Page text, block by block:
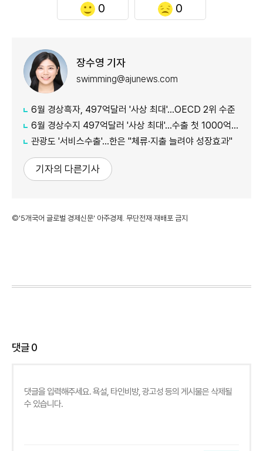
0 0
장수영 기자
swimming@ajunews.com
6월 경상흑자, 497억달러 '사상 최대'…OECD 2위 수준
6월 경상수지 497억달러 '사상 최대'…수출 첫 1000억달러 돌파
관광도 '서비스수출'…한은 "체류·지출 늘려야 성장효과"
기자의 다른기사
©'5개국어 글로벌 경제신문' 아주경제. 무단전재·재배포 금지
댓글0